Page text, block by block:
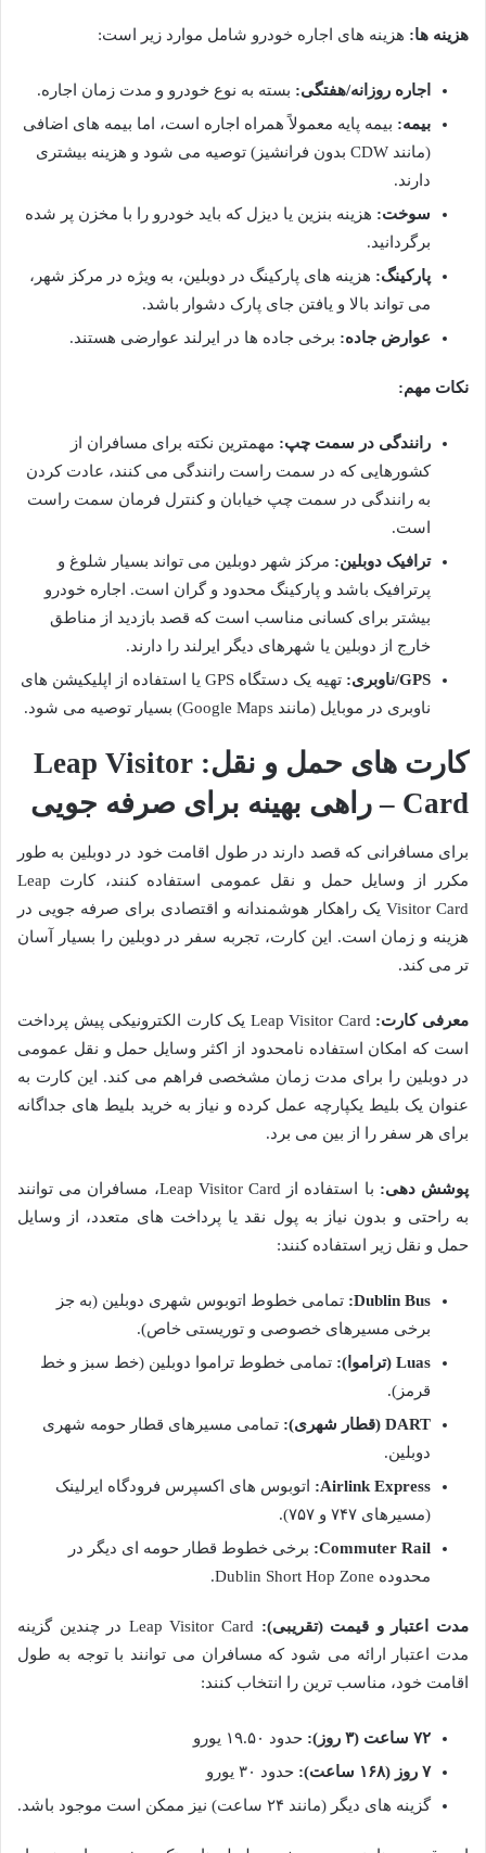
هزینه ها: هزینه های اجاره خودرو شامل موارد زیر است:
اجاره روزانه/هفتگی: بسته به نوع خودرو و مدت زمان اجاره.
بیمه: بیمه پایه معمولاً همراه اجاره است، اما بیمه های اضافی
(مانند CDW بدون فرانشیز) توصیه می شود و هزینه بیشتری
دارند.
سوخت: هزینه بنزین یا دیزل که باید خودرو را با مخزن پر شده
برگردانید.
پارکینگ: هزینه های پارکینگ در دوبلین، به ویژه در مرکز شهر،
می تواند بالا و یافتن جای پارک دشوار باشد.
عوارض جاده: برخی جاده ها در ایرلند عوارضی هستند.
نکات مهم:
رانندگی در سمت چپ: مهمترین نکته برای مسافران از
کشورهایی که در سمت راست رانندگی می کنند، عادت کردن
به رانندگی در سمت چپ خیابان و کنترل فرمان سمت راست
است.
ترافیک دوبلین: مرکز شهر دوبلین می تواند بسیار شلوغ و
پرترافیک باشد و پارکینگ محدود و گران است. اجاره خودرو
بیشتر برای کسانی مناسب است که قصد بازدید از مناطق
خارج از دوبلین یا شهرهای دیگر ایرلند را دارند.
GPS/ناوبری:
تهیه یک دستگاه GPS یا استفاده از اپلیکیشن های
ناوبری در موبایل (مانند Google Maps) بسیار توصیه می شود.
کارت های حمل و نقل: Leap Visitor
Card – راهی بهینه برای صرفه جویی
برای مسافرانی که قصد دارند در طول اقامت خود در دوبلین به طور
مکرر از وسایل حمل و نقل عمومی استفاده کنند، کارت Leap
Visitor Card یک راهکار هوشمندانه و اقتصادی برای صرفه جویی در
هزینه و زمان است. این کارت، تجربه سفر در دوبلین را بسیار آسان
تر می کند.
معرفی کارت:
Leap Visitor Card یک کارت الکترونیکی پیش پرداخت
است که امکان استفاده نامحدود از اکثر وسایل حمل و نقل عمومی
در دوبلین را برای مدت زمان مشخصی فراهم می کند. این کارت به
عنوان یک بلیط یکپارچه عمل کرده و نیاز به خرید بلیط های جداگانه
برای هر سفر را از بین می برد.
پوشش دهی:
با استفاده از Leap Visitor Card، مسافران می توانند
به راحتی و بدون نیاز به پول نقد یا پرداخت های متعدد، از وسایل
حمل و نقل زیر استفاده کنند:
Dublin Bus: تمامی خطوط اتوبوس شهری دوبلین (به جز
برخی مسیرهای خصوصی و توریستی خاص).
Luas (تراموا):
تمامی خطوط تراموا دوبلین (خط سبز و خط
قرمز).
DART (قطار شهری):
تمامی مسیرهای قطار حومه شهری
دوبلین.
Airlink Express:
اتوبوس های اکسپرس فرودگاه ایرلینک
(مسیرهای ۷۴۷ و ۷۵۷).
Commuter Rail:
برخی خطوط قطار حومه ای دیگر در
محدوده Dublin Short Hop Zone.
مدت اعتبار و قیمت (تقریبی):
Leap Visitor Card در چندین گزینه
مدت اعتبار ارائه می شود که مسافران می توانند با توجه به طول
اقامت خود، مناسب ترین را انتخاب کنند:
۷۲ ساعت (۳ روز):
حدود ۱۹.۵۰ یورو
۷ روز (۱۶۸ ساعت):
حدود ۳۰ یورو
گزینه های دیگر (مانند ۲۴ ساعت) نیز ممکن است موجود باشد.